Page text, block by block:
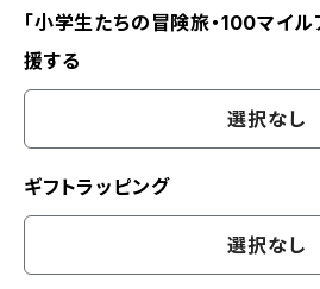
「小学生たちの冒険旅・100マイル
援する
選択なし
ギフトラッピング
選択なし